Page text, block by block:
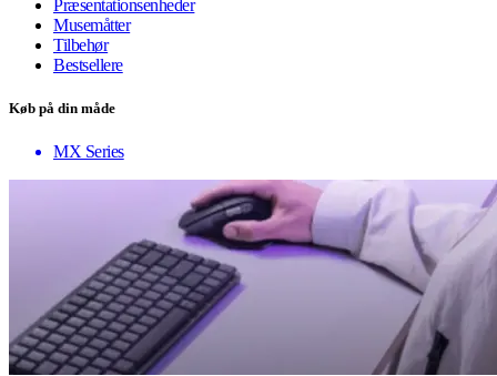
Præsentationsenheder
Musemåtter
Tilbehør
Bestsellere
Køb på din måde
MX Series